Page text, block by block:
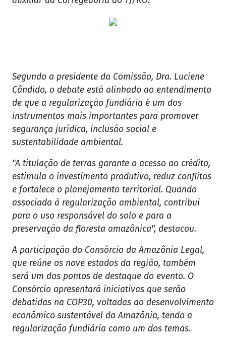
Segundo a presidente da Comissão, Dra. Luciene
Cândido, o debate está alinhado ao entendimento
de que a regularização fundiária é um dos
instrumentos mais importantes para promover
segurança jurídica, inclusão social e
sustentabilidade ambiental.
"A titulação de terras garante o acesso ao crédito,
estimula o investimento produtivo, reduz conflitos
e fortalece o planejamento territorial. Quando
associada à regularização ambiental, contribui
para o uso responsável do solo e para a
preservação da floresta amazônica", destacou.
A participação do Consórcio da Amazônia Legal,
que reúne os nove estados da região, também
será um dos pontos de destaque do evento. O
Consórcio apresentará iniciativas que serão
debatidas na COP30, voltadas ao desenvolvimento
econômico sustentável da Amazônia, tendo a
regularização fundiária como um dos temas.